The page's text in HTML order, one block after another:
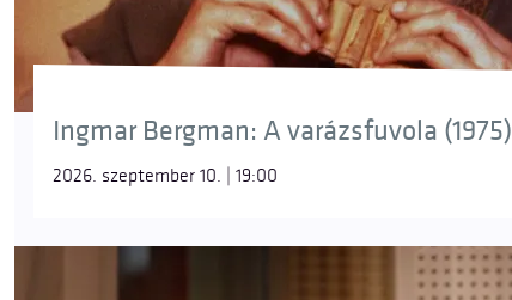
Ingmar Bergman: A varázsfuvola (1975)
2026. szeptember 10. | 19:00